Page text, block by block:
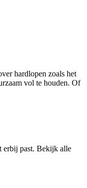
hardlopen zoals het
vol te houden. Of
erbij past. Bekijk alle